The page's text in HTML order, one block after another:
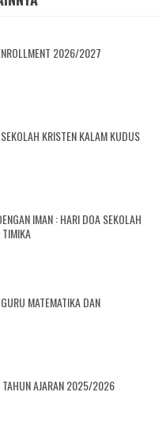
2026/2027
KRISTEN KALAM KUDUS
IMAN : HARI DOA SEKOLAH
MATEMATIKA DAN
TAHUN AJARAN 2025/2026